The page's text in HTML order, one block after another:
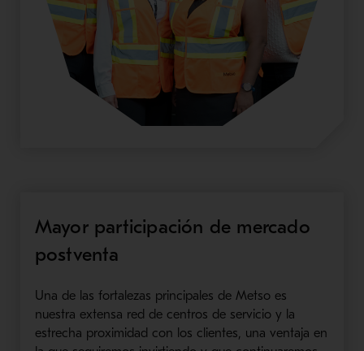
Mayor participación de mercado
postventa
Una de las fortalezas principales de Metso es
nuestra extensa red de centros de servicio y la
estrecha proximidad con los clientes, una ventaja en